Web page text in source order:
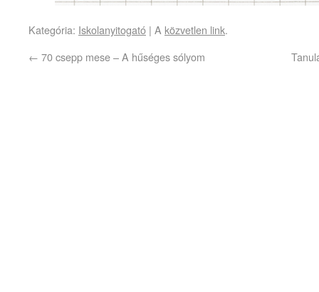
Kategória: Iskolanyitogató | A közvetlen link.
← 70 csepp mese – A hűséges sólyom